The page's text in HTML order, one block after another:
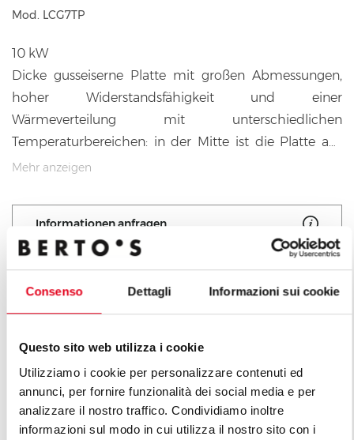
Consenso Dettagli Informazioni sui cookie
Questo sito web utilizza i cookie
Utilizziamo i cookie per personalizzare contenuti ed
annunci, per fornire funzionalità dei social media e per
analizzare il nostro traffico. Condividiamo inoltre
informazioni sul modo in cui utilizza il nostro sito con i
Mod. LCG7TP
10 kW
Dicke gusseiserne Platte mit großen Abmessungen,
hoher Widerstandsfähigkeit und einer
Wärmeverteilung mit unterschiedlichen
Temperaturbereichen: in der Mitte ist die Platte am
heißesten, mit abnehmender Temperatur zu den
optimierter Verbrennung, mit Gasversorgung mit
Gashahn mit Ventil, Sicherheitsthermoelement und
Pilotflamme. Piezozündung mit Silikonschutz und
Verkleidung der Brennkammer mit Vermiculite,
einem hochwertigen Wärmedämmstoff.
Kochfeld: 750 x 560 mm
Mehr anzeigen
Informationen anfragen
Cucina